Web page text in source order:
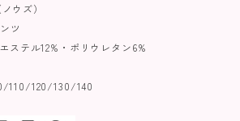
ウズ）
ツ
テル12%・ポリウレタン6%
120/130/140